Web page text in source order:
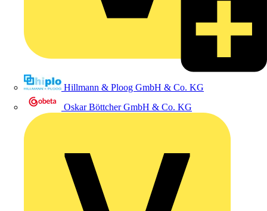
Hillmann & Ploog GmbH & Co. KG
Oskar Böttcher GmbH & Co. KG